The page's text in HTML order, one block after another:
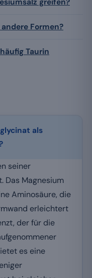
greifen?
Formen?
Taurin
als
seiner
Das Magnesium
Aminosäure, die
erleichtert
der für die
es eine